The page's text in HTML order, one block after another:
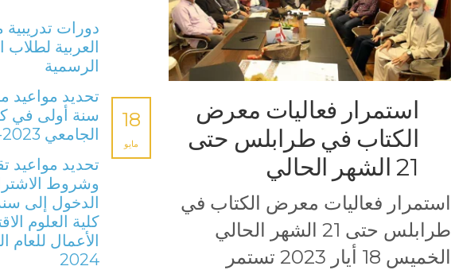
استمرار فعاليات معرض
الكتاب في طرابلس حتى
21 الشهر الحالي
18
مايو
استمرار فعاليات معرض الكتاب في
طرابلس حتى 21 الشهر الحالي
الخميس 18 أيار 2023 تستمر
دورات تدريبية
العربية
الرسمية
تحديد مواعيد
سنة أولى في
الجامعي 2023-2024
تحديد مواعيد
وشروط
الدخول إلى
كلية العلوم
2024